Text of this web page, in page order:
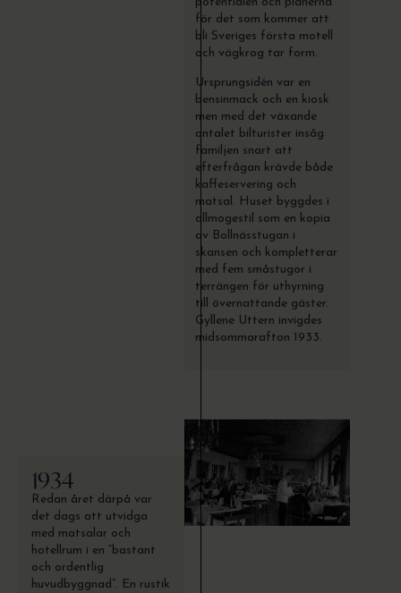
för det som kommer att
bli Sveriges första motell
och vägkrog tar form.
Ursprungsidén var en
bensinmack och en kiosk
men med det växande
antalet bilturister insåg
familjen snart att
efterfrågan krävde både
kaffeservering och
matsal. Huset byggdes i
allmogestil som en kopia
av Bollnässtugan i
skansen och kompletterar
med fem småstugor i
terrängen för uthyrning
till övernattande gäster.
Gyllene Uttern invigdes
midsommarafton 1933.
1934
Redan året därpå var
det dags att utvidga
med matsalar och
hotellrum i en ”bastant
och ordentlig
huvudbyggnad”. En rustik